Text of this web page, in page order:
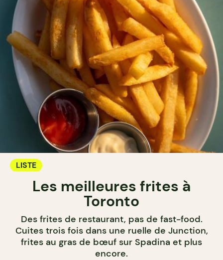
LISTE
Les meilleures frites à
Toronto
Des frites de restaurant, pas de fast-food.
Cuites trois fois dans une ruelle de Junction,
frites au gras de bœuf sur Spadina et plus
encore.